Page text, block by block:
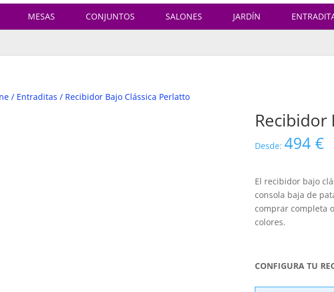
MESAS CONJUNTOS SALONES JARDÍN
/ Entraditas / Recibidor Bajo Clássica Perlatto
Recibidor
Desde: 494€
El recibidor bajo
consola baja de
comprar completa
colores.
CONFIGURA TU